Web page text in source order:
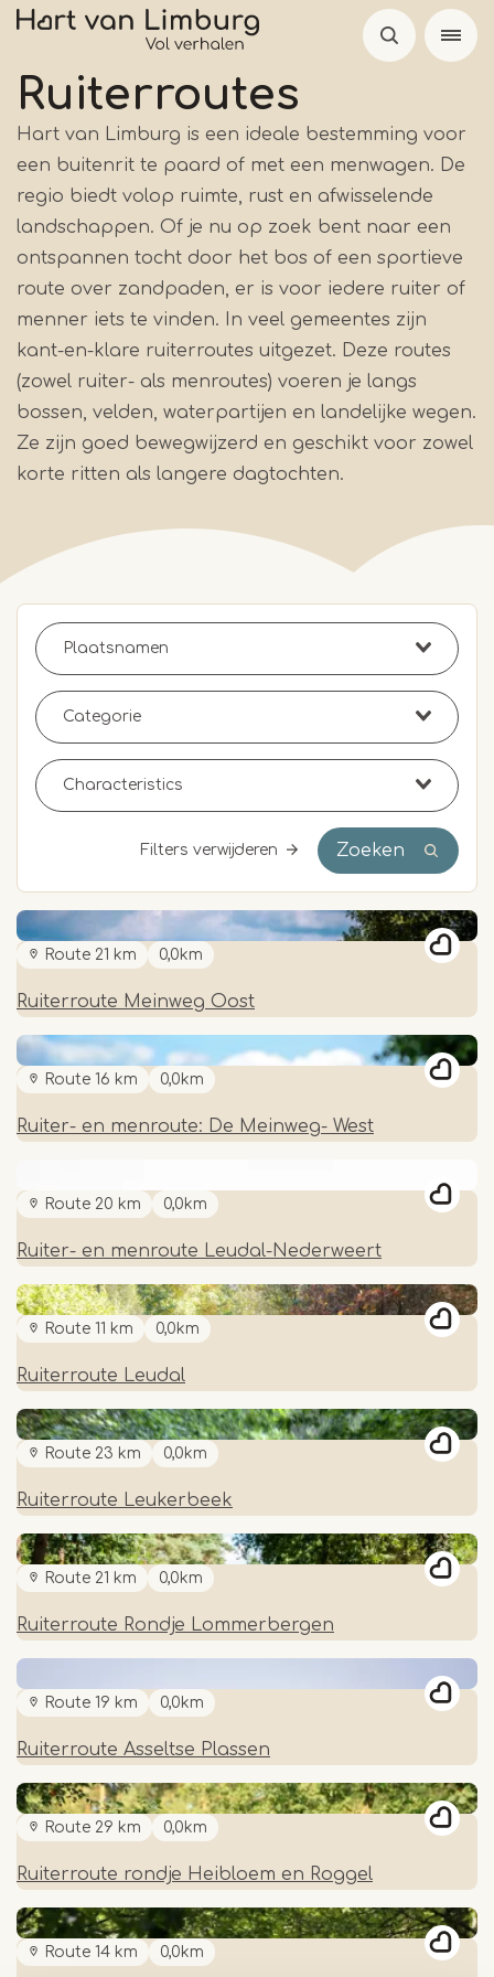
Overslaan
naar
de
inhoud
gaan
Ruiterroutes
Hart van Limburg is een ideale bestemming voor
een buitenrit te paard of met een menwagen. De
regio biedt volop ruimte, rust en afwisselende
landschappen. Of je nu op zoek bent naar een
ontspannen tocht door het bos of een sportieve
route over zandpaden, er is voor iedere ruiter of
menner iets te vinden. In veel gemeentes zijn
kant-en-klare ruiterroutes uitgezet. Deze routes
(zowel ruiter- als menroutes) voeren je langs
bossen, velden, waterpartijen en landelijke wegen.
Ze zijn goed bewegwijzerd en geschikt voor zowel
korte ritten als langere dagtochten.
Filters verwijderen Zoeken
Route 21 km 0,0km
Ruiterroute Meinweg Oost
Route 16 km 0,0km
Ruiter- en menroute: De Meinweg- West
Route 20 km 0,0km
Ruiter- en menroute Leudal-Nederweert
Route 11 km 0,0km
Ruiterroute Leudal
Route 23 km 0,0km
Ruiterroute Leukerbeek
Route 21 km 0,0km
Ruiterroute Rondje Lommerbergen
Route 19 km 0,0km
Ruiterroute Asseltse Plassen
Route 29 km 0,0km
Ruiterroute rondje Heibloem en Roggel
Route 14 km 0,0km